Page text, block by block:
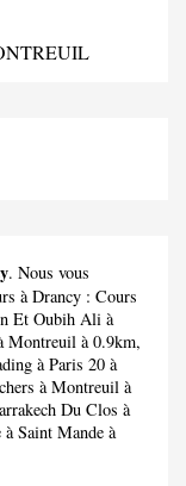
. Nous vous
à Drancy : Cours
Et Oubih Ali à
Montreuil à 0.9km,
à Paris 20 à
à Montreuil à
Du Clos à
à Saint Mande à